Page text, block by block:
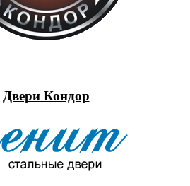
Двери Кондор